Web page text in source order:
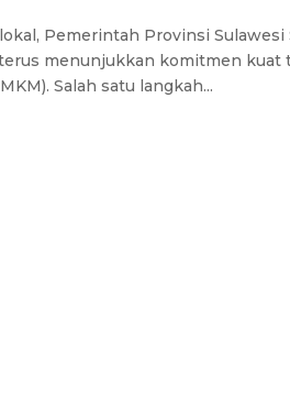
Pemerintah Provinsi Sulawesi
menunjukkan komitmen kuat
Salah satu langkah...